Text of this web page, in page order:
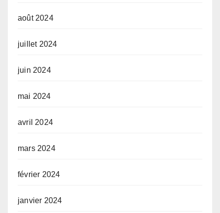
août 2024
juillet 2024
juin 2024
mai 2024
avril 2024
mars 2024
février 2024
janvier 2024